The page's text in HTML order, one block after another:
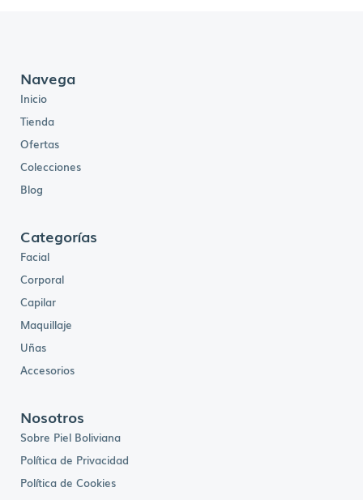
Navega
Inicio
Tienda
Ofertas
Colecciones
Blog
Categorías
Facial
Corporal
Capilar
Maquillaje
Uñas
Accesorios
Nosotros
Sobre Piel Boliviana
Política de Privacidad
Política de Cookies